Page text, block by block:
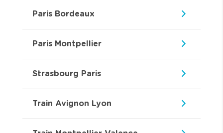
Paris Bordeaux
Paris Montpellier
Strasbourg Paris
Train Avignon Lyon